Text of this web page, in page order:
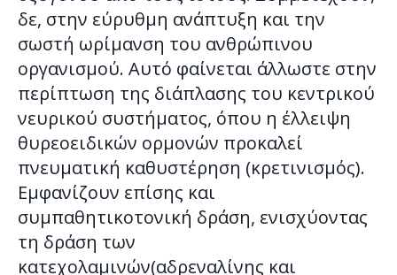
δε, στην εύρυθμη ανάπτυξη και την
σωστή ωρίμανση του ανθρώπινου
οργανισμού. Αυτό φαίνεται άλλωστε στην
περίπτωση της διάπλασης του κεντρικού
νευρικού συστήματος, όπου η έλλειψη
θυρεοειδικών ορμονών προκαλεί
πνευματική καθυστέρηση (κρετινισμός).
Εμφανίζουν επίσης και
συμπαθητικοτονική δράση, ενισχύοντας
τη δράση των
κατεχολαμινών(αδρεναλίνης και